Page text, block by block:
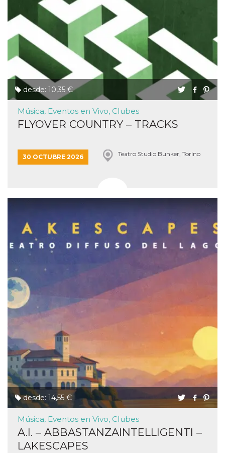
desde: 10,35 €
Música, Eventos en Vivo, Clubes
FLYOVER COUNTRY – TRACKS
30 OCTUBRE 2026 Teatro Studio Bunker, Torino
desde: 14,55 €
Música, Eventos en Vivo, Clubes
A.I. – ABBASTANZAINTELLIGENTI –
LAKESCAPES